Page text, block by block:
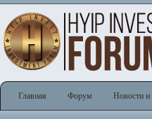
Главная Форум Новости и